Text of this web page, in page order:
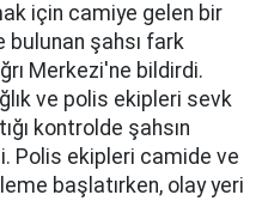
için camiye gelen bir
bulunan şahsı fark
Merkezi'ne bildirdi.
ve polis ekipleri sevk
kontrolde şahsın
Polis ekipleri camide ve
başlatırken, olay yeri